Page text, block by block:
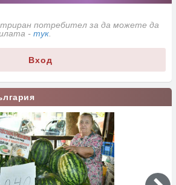
потребител за да можете да
- тук
Вход